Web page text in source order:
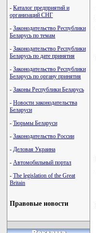
- Каталог предприятий и
организаций СНГ
- Законодательство Республики
Беларусь по темам
- Законодательство Республики
Беларусь по дате принятия
- Законодательство Республики
Беларусь по органу принятия
- Законы Республики Беларусь
- Новости законодательства
Беларуси
- Тюрьмы Беларуси
- Законодательство России
- Деловая Украина
- Автомобильный портал
- The legislation of the Great
Britain
Правовые новости